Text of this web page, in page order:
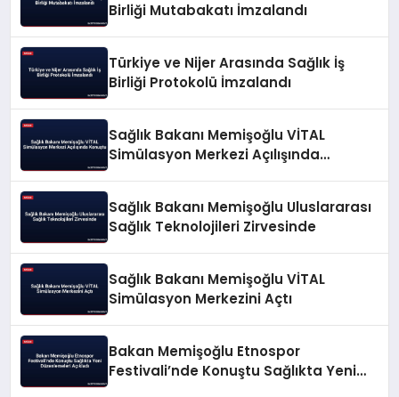
Birliği Mutabakatı İmzalandı
Türkiye ve Nijer Arasında Sağlık İş
Birliği Protokolü İmzalandı
Sağlık Bakanı Memişoğlu VİTAL
Simülasyon Merkezi Açılışında
Sağlık Bakanı Memişoğlu Uluslararası
Sağlık Teknolojileri Zirvesinde
Sağlık Bakanı Memişoğlu VİTAL
Simülasyon Merkezini Açtı
Bakan Memişoğlu Etnospor
Festivali’nde Konuştu Sağlıkta Yeni